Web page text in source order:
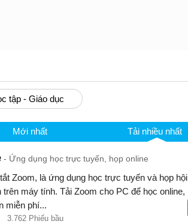
tập - Giáo dục
Mới nhất Tải nhiều nhất
Ứng dụng học trực tuyến, họp online
Zoom, là ứng dụng học trực tuyến và họp hội
máy tính. Tải Zoom cho PC để học online,
miễn phí...
3.762 Phiếu bầu